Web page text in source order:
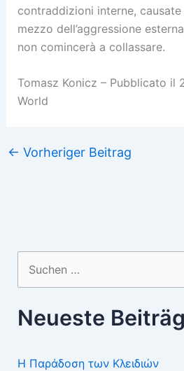
contraddizioni interne,
mezzo dell’aggressione
non comincerà a collassare.
Tomasz Konicz – Pubblicato il
World
← Vorheriger Beitrag
Suchen
nach:
Neueste
Η Παράδοση των Κλειδιών